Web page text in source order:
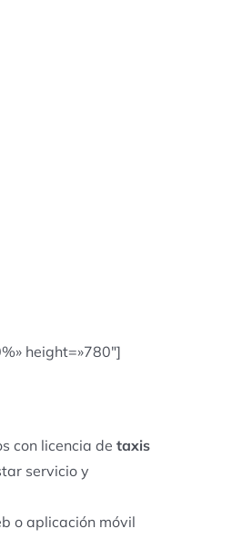
height=»780″]
con licencia de taxis
servicio y
o aplicación móvil